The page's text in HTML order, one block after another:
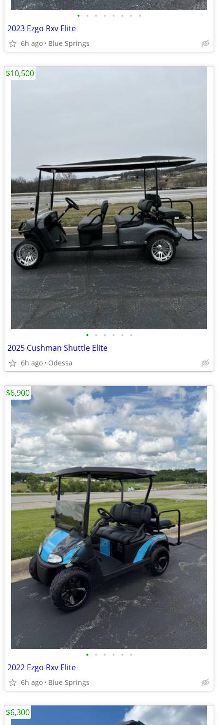
• • • • • • • •
2023 Ezgo Rxv Elite
6h ago Blue Springs
• • • • • •
2025 Cushman Shuttle Elite
6h ago Odessa
$10,500
• • • • • •
2022 Ezgo Rxv Elite
6h ago Blue Springs
$6,900
$6,300